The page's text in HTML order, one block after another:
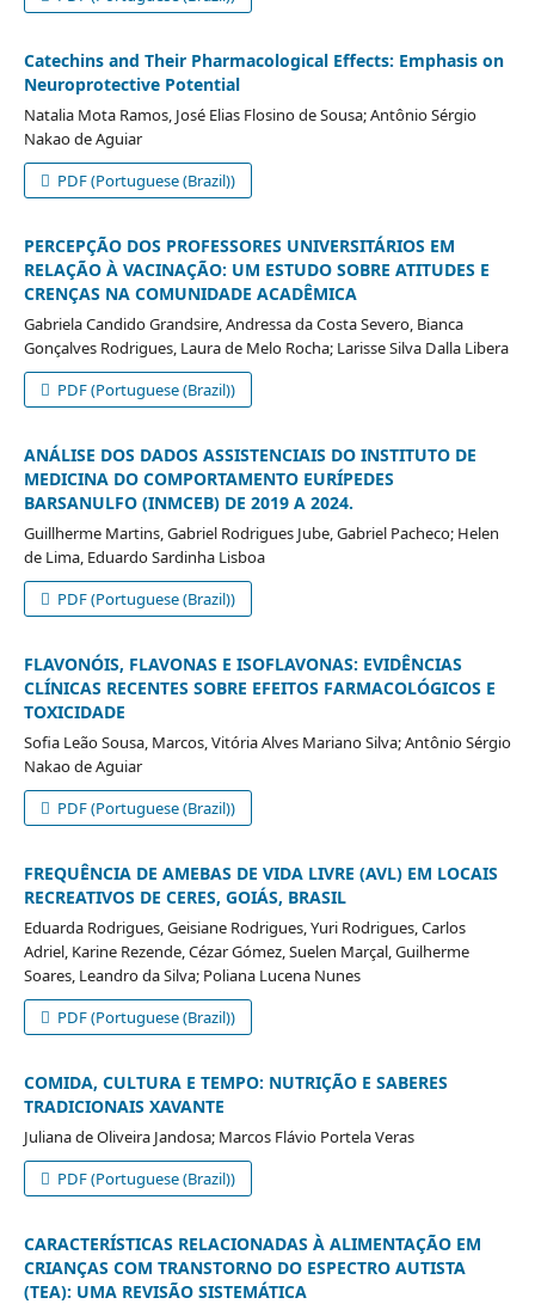
Catechins and Their Pharmacological Effects: Emphasis on
Neuroprotective Potential
Natalia Mota Ramos, José Elias Flosino de Sousa; Antônio Sérgio
Nakao de Aguiar
PDF (Portuguese (Brazil))
PERCEPÇÃO DOS PROFESSORES UNIVERSITÁRIOS EM
RELAÇÃO À VACINAÇÃO: UM ESTUDO SOBRE ATITUDES E
CRENÇAS NA COMUNIDADE ACADÊMICA
Gabriela Candido Grandsire, Andressa da Costa Severo, Bianca
Gonçalves Rodrigues, Laura de Melo Rocha; Larisse Silva Dalla Libera
PDF (Portuguese (Brazil))
ANÁLISE DOS DADOS ASSISTENCIAIS DO INSTITUTO DE
MEDICINA DO COMPORTAMENTO EURÍPEDES
BARSANULFO (INMCEB) DE 2019 A 2024.
Guillherme Martins, Gabriel Rodrigues Jube, Gabriel Pacheco; Helen
de Lima, Eduardo Sardinha Lisboa
PDF (Portuguese (Brazil))
FLAVONÓIS, FLAVONAS E ISOFLAVONAS: EVIDÊNCIAS
CLÍNICAS RECENTES SOBRE EFEITOS FARMACOLÓGICOS E
TOXICIDADE
Sofia Leão Sousa, Marcos, Vitória Alves Mariano Silva; Antônio Sérgio
Nakao de Aguiar
PDF (Portuguese (Brazil))
FREQUÊNCIA DE AMEBAS DE VIDA LIVRE (AVL) EM LOCAIS
RECREATIVOS DE CERES, GOIÁS, BRASIL
Eduarda Rodrigues, Geisiane Rodrigues, Yuri Rodrigues, Carlos
Adriel, Karine Rezende, Cézar Gómez, Suelen Marçal, Guilherme
Soares, Leandro da Silva; Poliana Lucena Nunes
PDF (Portuguese (Brazil))
COMIDA, CULTURA E TEMPO: NUTRIÇÃO E SABERES
TRADICIONAIS XAVANTE
Juliana de Oliveira Jandosa; Marcos Flávio Portela Veras
PDF (Portuguese (Brazil))
CARACTERÍSTICAS RELACIONADAS À ALIMENTAÇÃO EM
CRIANÇAS COM TRANSTORNO DO ESPECTRO AUTISTA
(TEA): UMA REVISÃO SISTEMÁTICA